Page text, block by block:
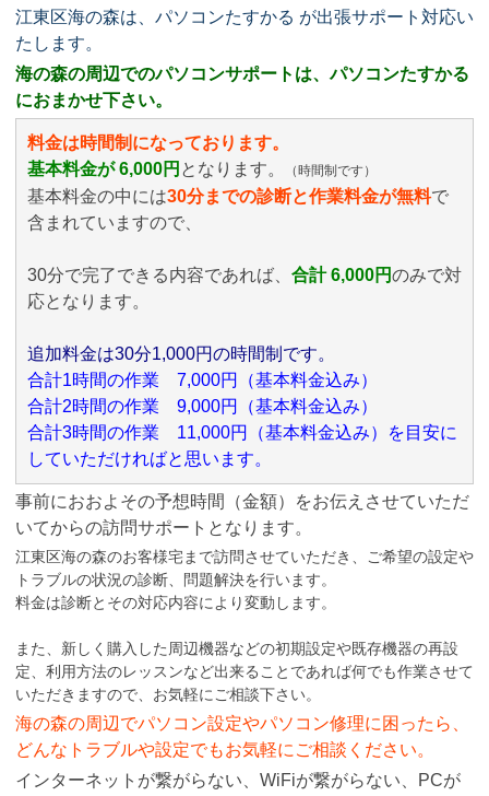
江東区海の森は、パソコンたすかる が出張サポート対応い
たします。
海の森の周辺でのパソコンサポートは、パソコンたすかる
におまかせ下さい。
料金は時間制になっております。
基本料金が 6,000円 となります。 （時間制です）
基本料金の中には30分までの診断と作業料金が無料で
含まれていますので、
30分で完了できる内容であれば、 合計 6,000円のみで対
応となります。
追加料金は30分1,000円の時間制です。
合計1時間の作業 7,000円（基本料金込み）
合計2時間の作業 9,000円（基本料金込み）
合計3時間の作業 11,000円（基本料金込み）を目安に
していただければと思います。
事前におおよその予想時間（金額）をお伝えさせていただ
いてからの訪問サポートとなります。
江東区海の森のお客様宅まで訪問させていただき、ご希望の設定や
トラブルの状況の診断、問題解決を行います。
料金は診断とその対応内容により変動します。
また、新しく購入した周辺機器などの初期設定や既存機器の再設
定、利用方法のレッスンなど出来ることであれば何でも作業させて
いただきますので、お気軽にご相談下さい。
海の森の周辺でパソコン設定やパソコン修理に困ったら、
どんなトラブルや設定でもお気軽にご相談ください。
インターネットが繋がらない、WiFiが繋がらない、PCが